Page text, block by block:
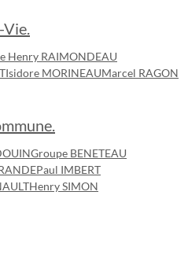
Vie.
Henry RAIMONDEAU
Isidore MORINEAUMarcel RAGON
Groupe BENETEAU
Paul IMBERT
Henry SIMON